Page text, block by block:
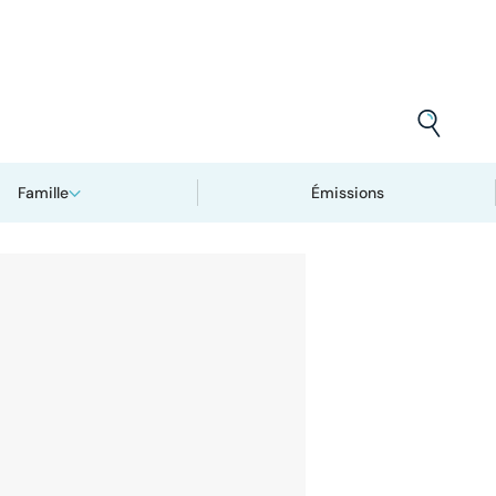
Famille Émissions